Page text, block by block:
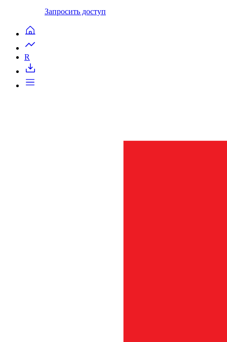
Запросить доступ
R